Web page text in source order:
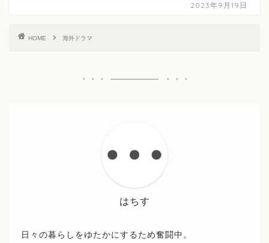
2023年9月19日
HOME 海外ドラマ
はちす
日々の暮らしをゆたかにするため奮闘中。